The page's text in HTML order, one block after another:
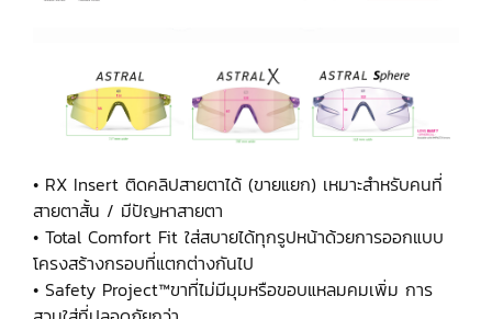
• RX Insert ติดคลิปสายตาได้ (ขายแยก) เหมาะสำหรับคนที่
สายตาสั้น / มีปัญหาสายตา
• Total Comfort Fit ใส่สบายได้ทุกรูปหน้าด้วยการออกแบบ
โครงสร้างกรอบที่แตกต่างกันไป
• Safety Project™ขาที่ไม่มีมุมหรือขอบแหลมคมเพิ่ม การ